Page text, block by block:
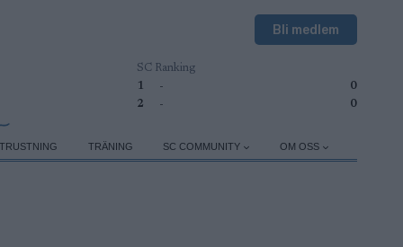
Bli medlem
SC Ranking
1
-
0
2
- 0
TRÄNING SC COMMUNITY OM OSS